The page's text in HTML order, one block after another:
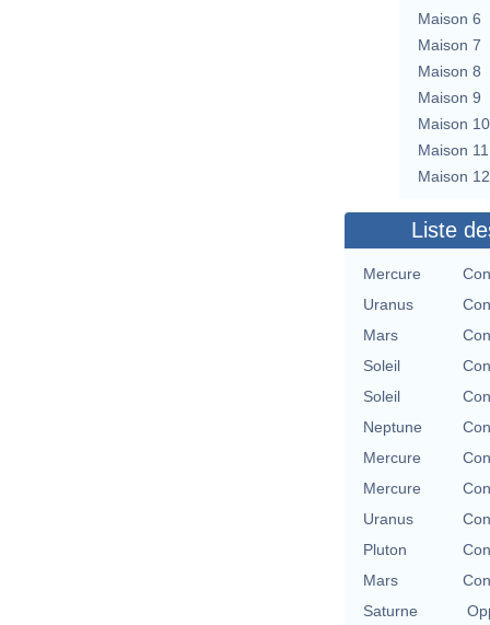
Maison 6
Maison 7
Maison 8
Maison 9
Maison 10
Maison 11
Maison 12
Liste
Mercure
Uranus
Mars
Soleil
Soleil
Neptune
Mercure
Mercure
Uranus
Pluton
Mars
Saturne